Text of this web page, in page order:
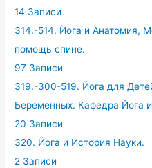
14 Записи
314.-514. Йога и Анатомия,
помощь спине.
97 Записи
319.-300-519. Йога для
Беременных. Кафедра Йога
20 Записи
320. Йога и История Науки.
2 Записи